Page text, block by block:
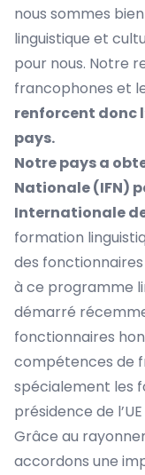
nous sommes
linguistique et
pour nous. Notre
francophones et
renforcent donc
pays.
Notre pays a
Nationale (IFN)
Internationale
formation
des
à ce programme
démarré
fonctionnaires
compétences de
spécialement les
présidence de
Grâce au
accordons une